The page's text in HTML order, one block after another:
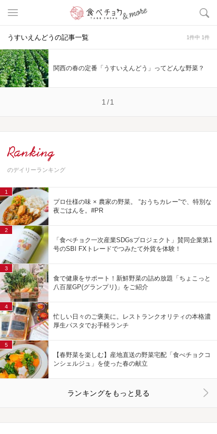
うすいえんどうの記事一覧 1件中 1件
関西の春の定番「うすいえんどう」ってどんな野菜？
1/1
Ranking
のデイリーランキング
プロ仕様の味 × 農家の野菜。 “おうちカレー”で、特別な
夜ごはんを。#PR
1
「食べチョク一次産業SDGsプロジェクト」賛同企業第1
号のSBI FXトレードでつみたて外貨を体験！
2
食で健康をサポート！新鮮野菜の詰め放題「ちょこっと
八百屋GP(グランプリ)」をご紹介
3
忙しい日々のご褒美に。レストランクオリティの本格濃
厚生パスタでお手軽ランチ
4
【春野菜を楽しむ】産地直送の野菜宅配「食べチョクコ
ンシェルジュ」を使った春の献立
5
ランキングをもっと見る